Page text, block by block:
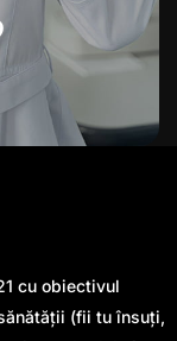
cu obiectivul
(fii tu însuți,